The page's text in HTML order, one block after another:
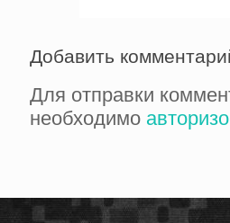
Добавить
Для отправки
необходимо